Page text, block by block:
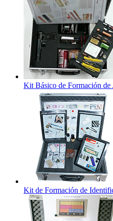
Kit Básico de Formación de
Kit de Formación de